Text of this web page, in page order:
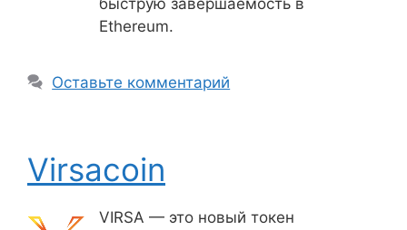
быструю завершаемость в
Ethereum.
Оставьте комментарий
Virsacoin
VIRSA — это новый токен